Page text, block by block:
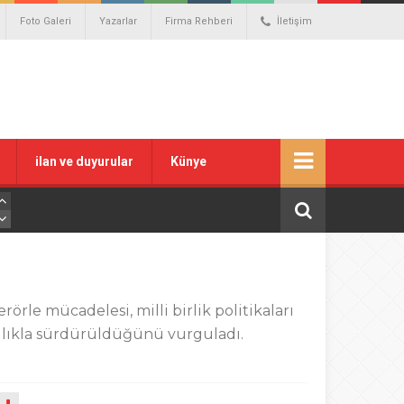
Foto Galeri Yazarlar Firma Rehberi İletişim
ilan ve duyurular Künye
mücadelesi, milli birlik politikaları
sürdürüldüğünü vurguladı.